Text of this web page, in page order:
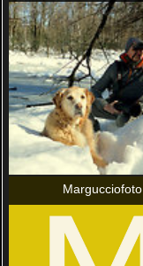
Margucciofoto